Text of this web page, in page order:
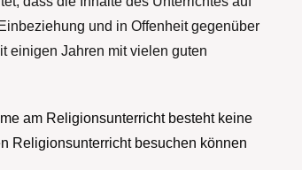
und in Offenheit gegenüber
einigen Jahren mit vielen guten
am Religionsunterricht besteht keine
Religionsunterricht besuchen können